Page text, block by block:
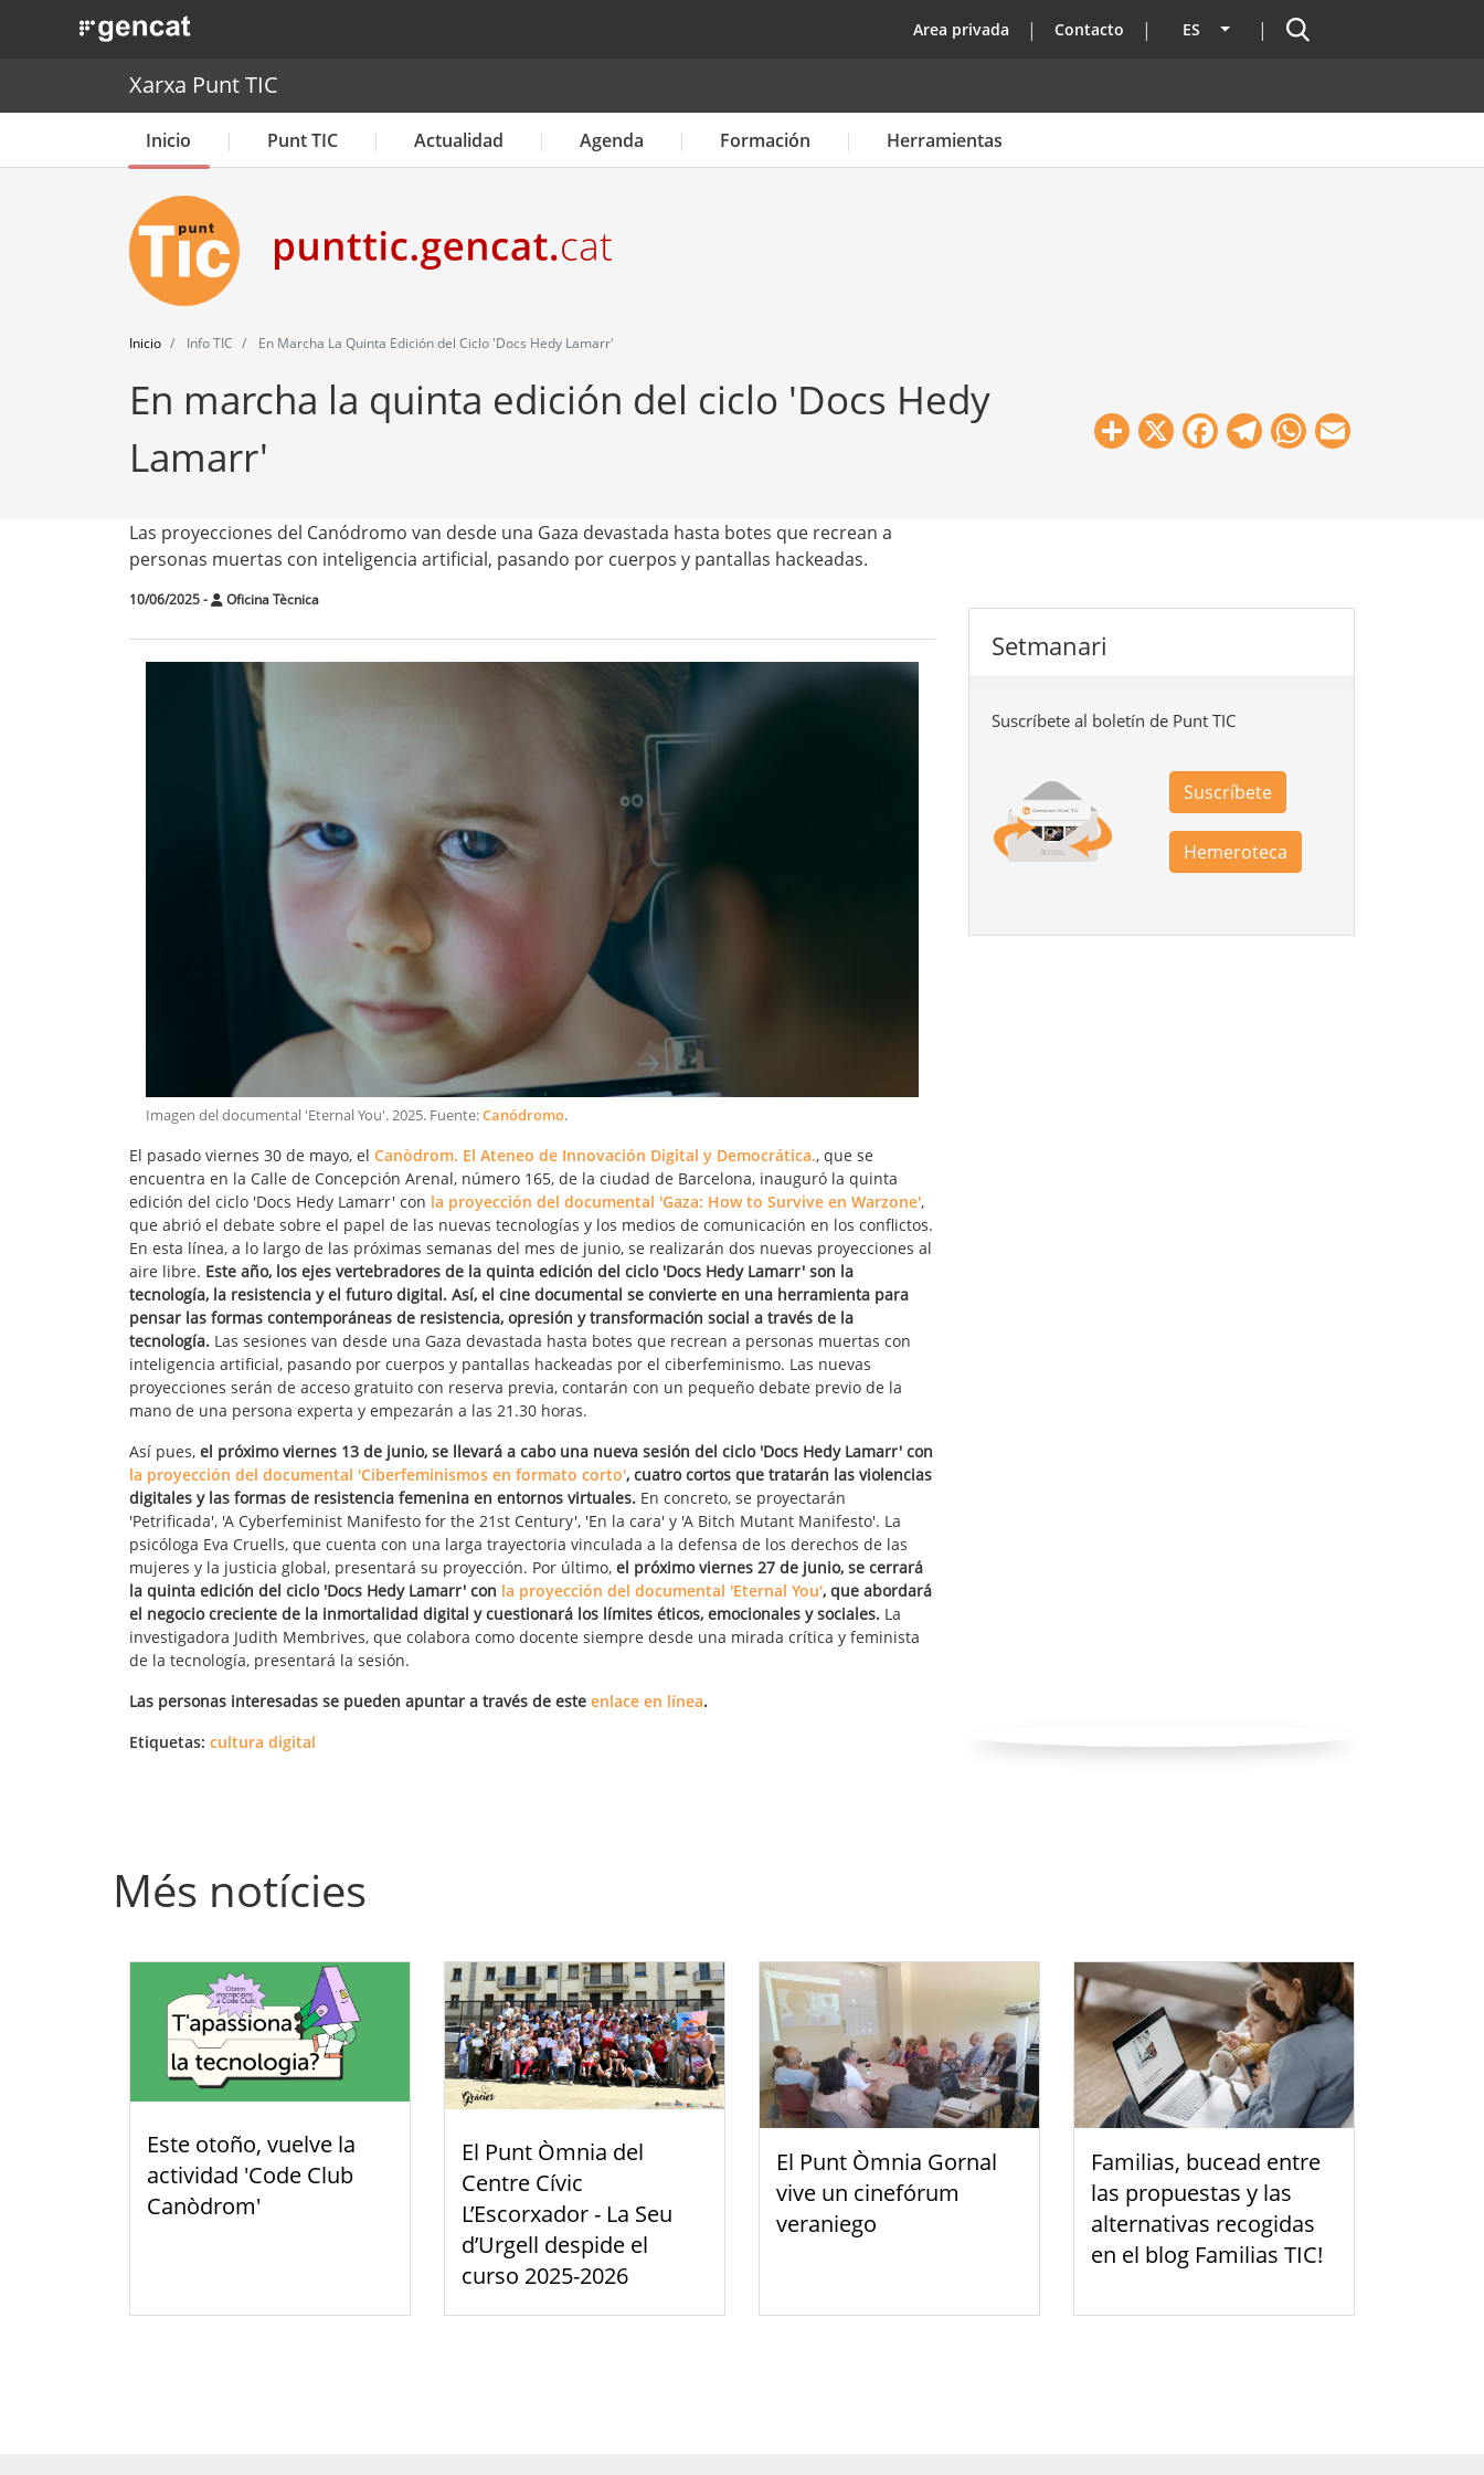
. Obre en una nova finestra. top
Area privada Contacto ES Lista adicional de acciones
Buscador
Xarxa Punt TIC
Inicio Punt TIC Actualidad Agenda Formación Herramientas
Inicio Info TIC En Marcha La Quinta Edición del Ciclo 'Docs Hedy Lamarr'
En marcha la quinta edición del ciclo 'Docs Hedy
Lamarr'
Share
X Facebook
Telegram
WhatsApp
Las proyecciones del Canódromo van desde una Gaza devastada hasta botes que recrean a
personas muertas con inteligencia artificial, pasando por cuerpos y pantallas hackeadas.
10/06/2025- Oficina Tècnica
Imagen del documental 'Eternal You'.2025. Fuente:Canódromo.
El pasado viernes 30 de mayo, el Canòdrom. El Ateneo de Innovación Digital y Democrática., que se
encuentra en la Calle de Concepción Arenal, número 165, de la ciudad de Barcelona, inauguró la quinta
edición del ciclo 'Docs Hedy Lamarr' con la proyección del documental 'Gaza: How to Survive en Warzone',
que abrió el debate sobre el papel de las nuevas tecnologías y los medios de comunicación en los conflictos.
En esta línea, a lo largo de las próximas semanas del mes de junio, se realizarán dos nuevas proyecciones al
aire libre. Este año, los ejes vertebradores de la quinta edición del ciclo 'Docs Hedy Lamarr' son la
tecnología, la resistencia y el futuro digital. Así, el cine documental se convierte en una herramienta para
pensar las formas contemporáneas de resistencia, opresión y transformación social a través de la
tecnología. Las sesiones van desde una Gaza devastada hasta botes que recrean a personas muertas con
inteligencia artificial, pasando por cuerpos y pantallas hackeadas por el ciberfeminismo. Las nuevas
proyecciones serán de acceso gratuito con reserva previa, contarán con un pequeño debate previo de la
mano de una persona experta y empezarán a las 21.30 horas.
Así pues, el próximo viernes 13 de junio, se llevará a cabo una nueva sesión del ciclo 'Docs Hedy Lamarr' con
la proyección del documental 'Ciberfeminismos en formato corto', cuatro cortos que tratarán las violencias
digitales y las formas de resistencia femenina en entornos virtuales. En concreto, se proyectarán
'Petrificada', 'A Cyberfeminist Manifesto for the 21st Century', 'En la cara' y 'A Bitch Mutant Manifesto'. La
psicóloga Eva Cruells, que cuenta con una larga trayectoria vinculada a la defensa de los derechos de las
mujeres y la justicia global, presentará su proyección. Por último, el próximo viernes 27 de junio, se cerrará
la quinta edición del ciclo 'Docs Hedy Lamarr' con la proyección del documental 'Eternal You', que abordará
el negocio creciente de la inmortalidad digital y cuestionará los límites éticos, emocionales y sociales. La
investigadora Judith Membrives, que colabora como docente siempre desde una mirada crítica y feminista
de la tecnología, presentará la sesión.
Las personas interesadas se pueden apuntar a través de este enlace en línea.
Etiquetas: cultura digital
Setmanari
Suscríbete al boletín de Punt TIC
Suscríbete
Hemeroteca
Més notícies
Este otoño, vuelve la
actividad 'Code Club
Canòdrom'
El Punt Òmnia del
Centre Cívic
L’Escorxador - La Seu
d’Urgell despide el
curso 2025-2026
El Punt Òmnia Gornal
vive un cinefórum
veraniego
Familias, bucead entre
las propuestas y las
alternativas recogidas
en el blog Familias TIC!